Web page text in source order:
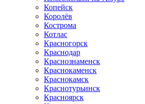
Копейск
Королёв
Кострома
Котлас
Красногорск
Краснодар
Краснознаменск
Краснокаменск
Краснокамск
Краснотурьинск
Красноярск